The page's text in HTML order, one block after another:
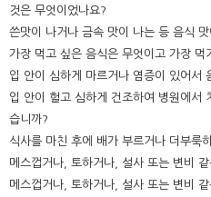
것은 무엇이었나요?
쓴맛이 나거나 금속 맛이 나는 등 음식
가장 먹고 싶은 음식은 무엇이고 가장 먹
입 안이 심하게 마르거나 염증이 있어서
입 안이 헐고 심하게 건조하여 병원에서
습니까?
식사를 마친 후에 배가 부르거나 더부룩
메스껍거나, 토하거나, 설사 또는 변비
메스껍거나, 토하거나, 설사 또는 변비